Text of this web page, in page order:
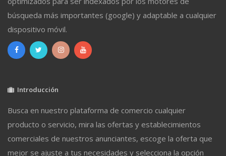
búsqueda más importantes (google) y adaptable a cualquier
dispositivo móvil.
Introducción
Busca en nuestro plataforma de comercio cualquier
producto o servicio, mira las ofertas y establecimientos
comerciales de nuestros anunciantes, escoge la oferta que
mejor se ajuste a tus necesidades y selecciona la opción